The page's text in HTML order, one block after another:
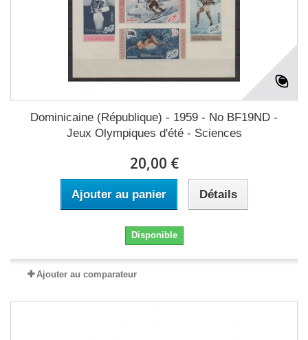
Dominicaine (République) - 1959 - No BF19ND -
Jeux Olympiques d'été - Sciences
20,00 €
Ajouter au panier Détails
Disponible
Ajouter au comparateur